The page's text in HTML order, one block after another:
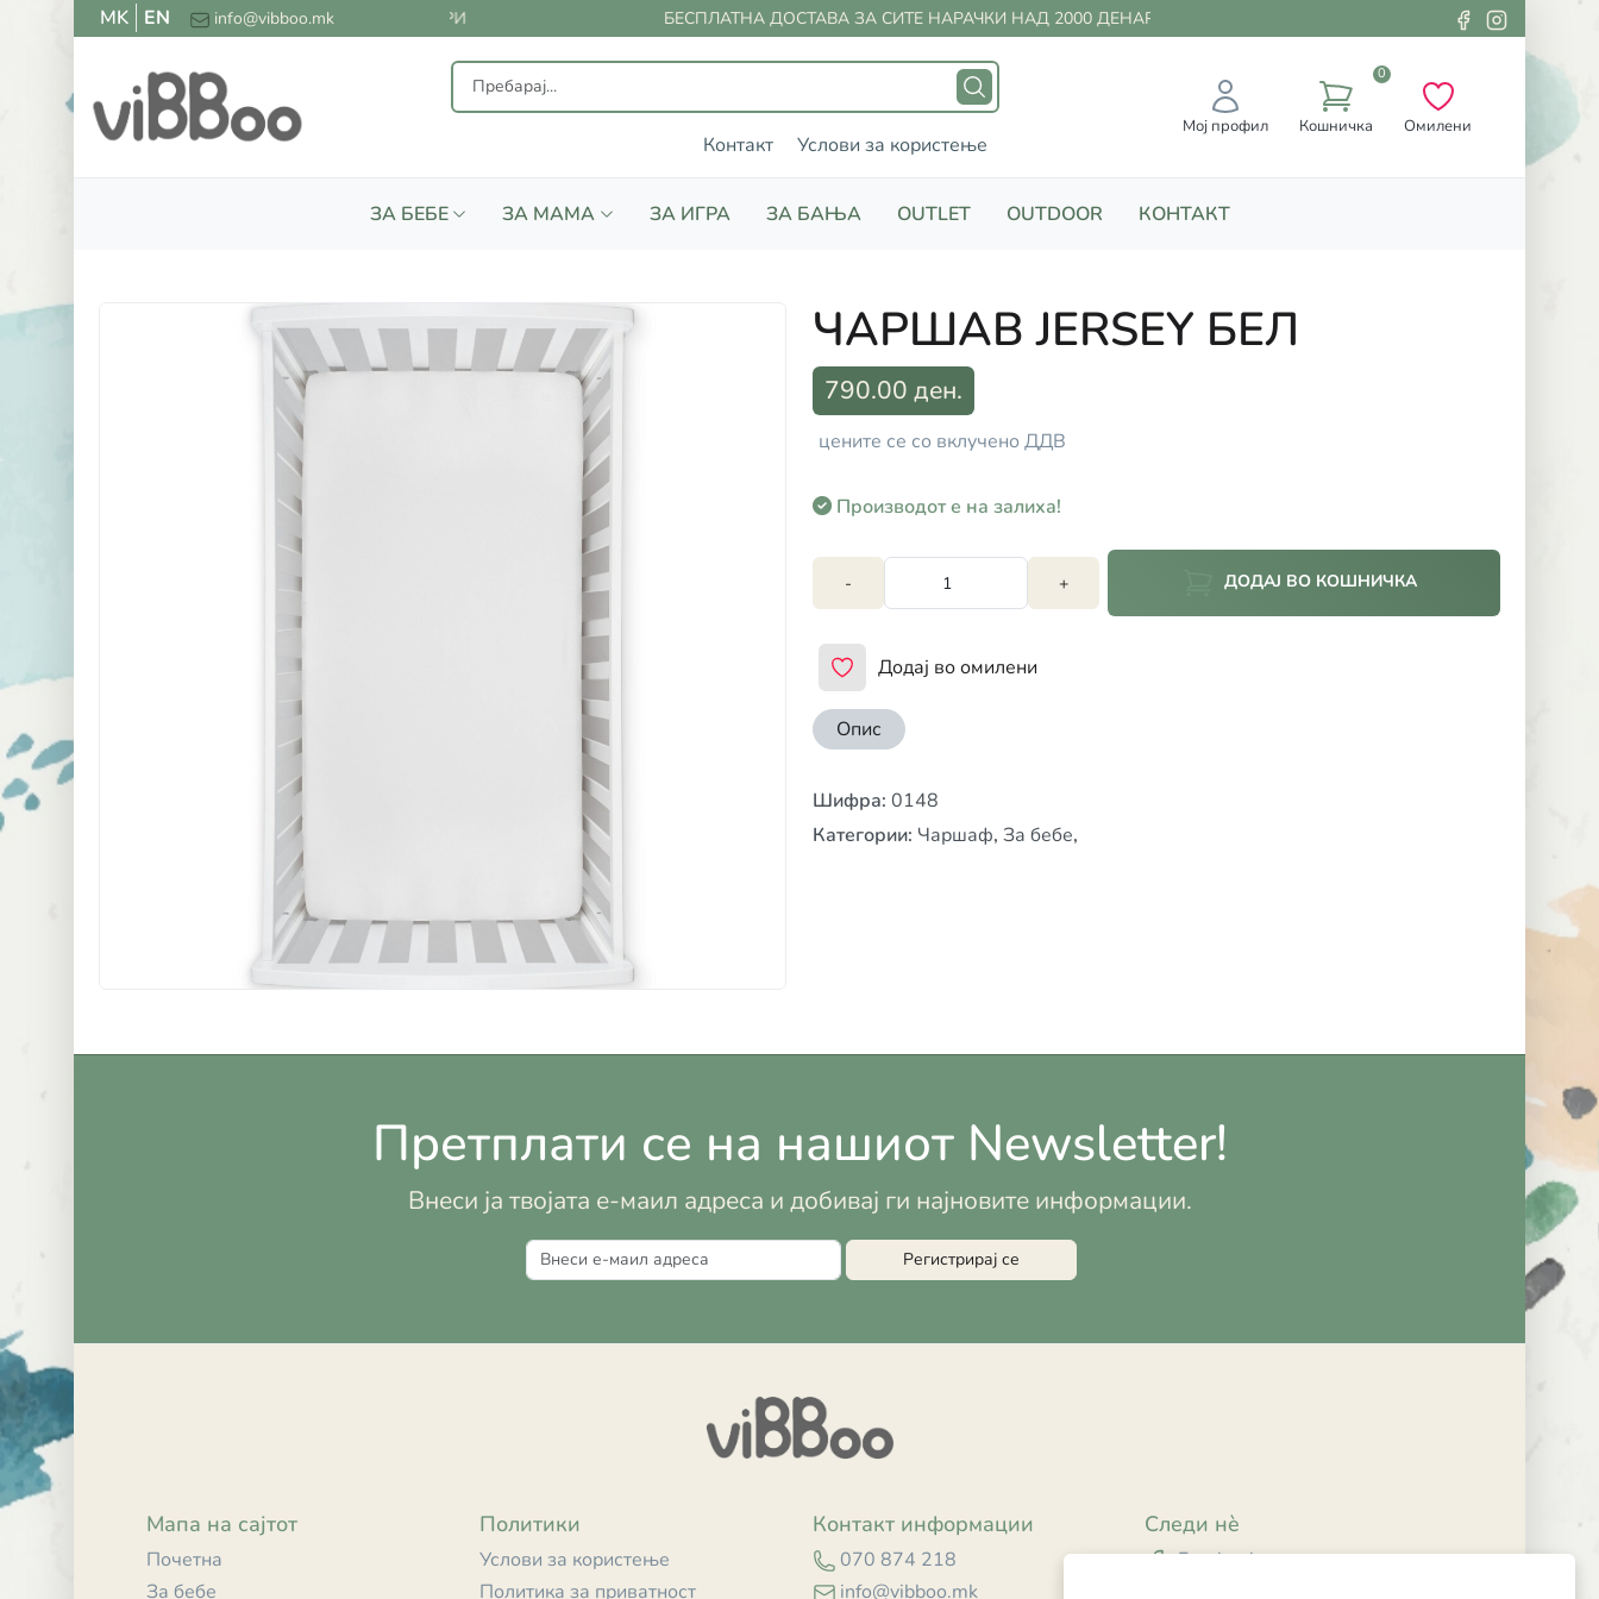
MK EN info@vibboo.mk
ДОСТАВА ЗА СИТЕ НАРАЧКИ НАД 2000 ДЕНАРИ БЕСПЛАТНА ДОСТАВА ЗА СИТЕ НАРАЧКИ НАД 2000 ДЕНАРИ
Контакт Услови за користење
Мој профил
0
Кошничка Омилени
ЗА БЕБЕ ЗА МАМА ЗА ИГРА ЗА БАЊА OUTLET OUTDOOR КОНТАКТ
ЧАРШАВ JERSEY БЕЛ
790.00 ден.
цените се со вклучено ДДВ
Производот е на залиха!
- + ДОДАЈ ВО КОШНИЧКА
Додај во омилени
Опис
Шифра: 0148
Категории: Чаршаф, За бебе,
Претплати се на нашиот Newsletter!
Внеси ја твојата е-маил адреса и добивај ги најновите информации.
Регистрирај се
Мапа на сајтот
Почетна
За бебе
Политики
Услови за користење
Политика за приватност
Контакт информации
070 874 218
info@vibboo.mk
Следи нè
Facebook